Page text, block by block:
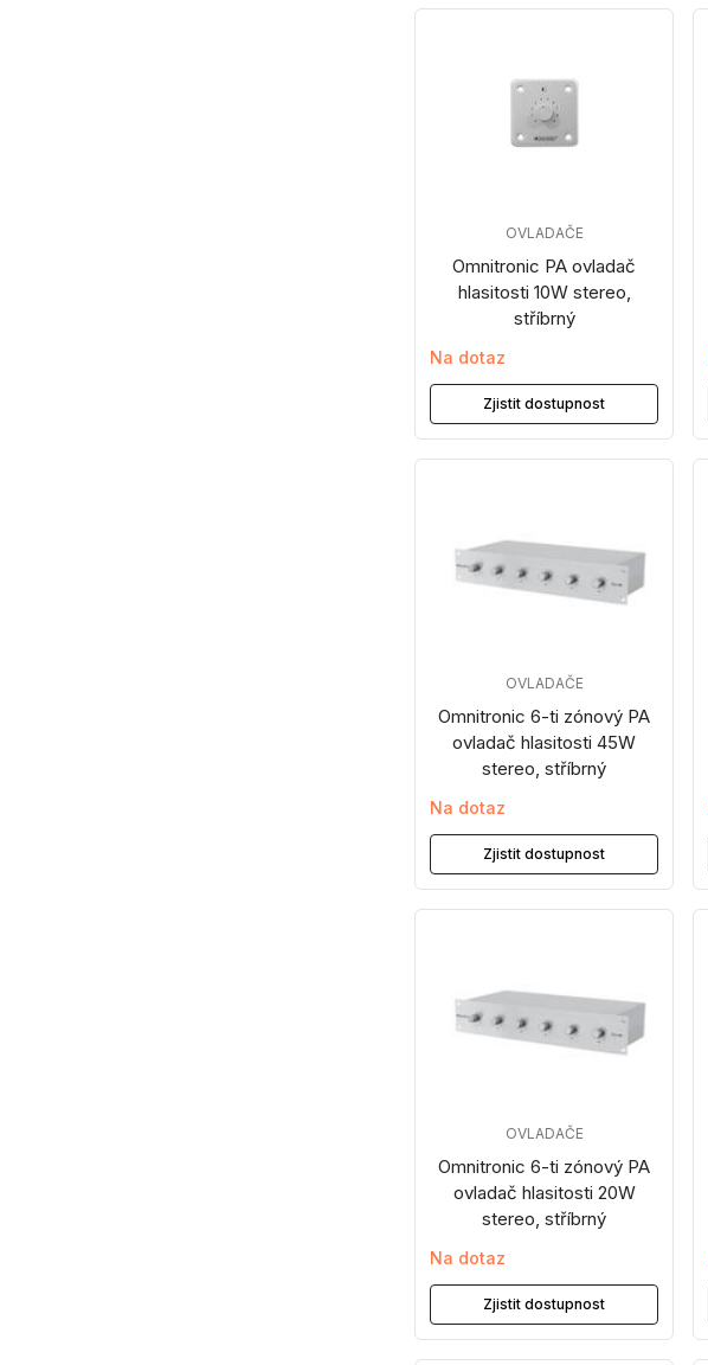
Omnitronic PA ovladač
hlasitosti 10W stereo,
stříbrný
OVLADAČE
Na dotaz
Zjistit dostupnost
Omnitronic 6-ti zónový PA
ovladač hlasitosti 45W
stereo, stříbrný
OVLADAČE
Na dotaz
Zjistit dostupnost
Omnitronic 6-ti zónový PA
ovladač hlasitosti 20W
stereo, stříbrný
OVLADAČE
Na dotaz
Zjistit dostupnost